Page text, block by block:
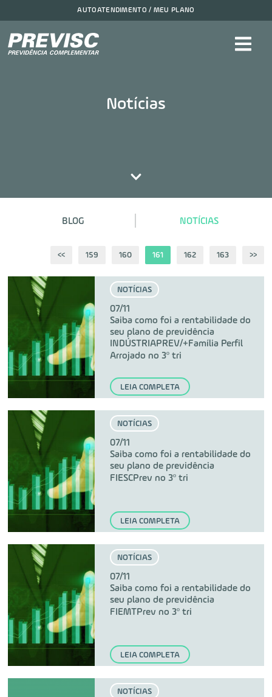
AUTOATENDIMENTO / MEU PLANO
Notícias
BLOG NOTÍCIAS
<< 159 160 161 162 163 >>
NOTÍCIAS
07/11
Saiba como foi a rentabilidade do
seu plano de previdência
INDÚSTRIAPREV/+Família Perfil
Arrojado no 3º tri
LEIA COMPLETA
NOTÍCIAS
07/11
Saiba como foi a rentabilidade do
seu plano de previdência
FIESCPrev no 3º tri
LEIA COMPLETA
NOTÍCIAS
07/11
Saiba como foi a rentabilidade do
seu plano de previdência
FIEMTPrev no 3º tri
LEIA COMPLETA
NOTÍCIAS